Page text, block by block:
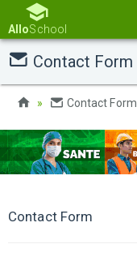
AlloSchool
Contact Form
Contact Form
Contact Form